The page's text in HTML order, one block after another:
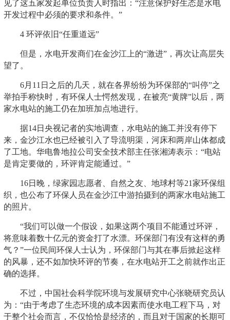
见了这五家发起单位负责人时指出：“注意保护好生态是水电
开发过程中必须的要求和条件。”
4 环评依旧“任重道远”
但是，水电开发商们在金沙江上的“激进”，再次让高层失
望了。
6月11日之后的几天，就在各界纷纷为环保部的“叫停”之
举拍手称快时，有环保人士愕然发现，在被亮“黄牌”以后，两
家水电站的施工仍在加班加点地进行。
据14日央视记者的实地调查，水电站的施工并没有停下
来，金沙江水也已经被引入了导流明渠，河床和两岸山体都成
了工地。华电鲁地拉公司安全技术部主任张湘涛表示：“电站
是肯定要做的，环评肯定能通过。”
16日晚，绿家园志愿者、自然之友、地球村等21家环保组
织，也公布了环保人员在金沙江中游拍摄到的两家水电站施工
的照片。
“我们可以做一个假设，如果这两个项目不能通过环评，
将意味着数十亿元的资金打了水漂。环保部门有没有这样的勇
气？”一位民间环保人士认为，环保部门与其在事后掀起这样
的风暴，还不如加快环评的节奏，在水电站开工之前就作出正
确的选择。
不过，中国社会科学院环境与发展研究中心张晓研究员认
为：“由于考虑了生态环境的成本因素而使水电工程下马，对
于整个社会而言，不仅恰恰是经济的，而且对于国家的长期可